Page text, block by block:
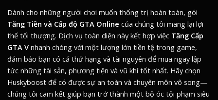
Dành cho những người chơi muốn thống trị hoàn toàn, gói
Tăng Tiền và Cấp độ GTA Online của chúng tôi mang lại lợi
thế tối thượng. Dịch vụ toàn diện này kết hợp việc Tăng Cấp
GTA V nhanh chóng với một lượng lớn tiền tệ trong game,
đảm bảo bạn có cả thứ hạng và tài nguyên để mua ngay lập
tức những tài sản, phương tiện và vũ khí tốt nhất. Hãy chọn
Huskyboost để có được sự an toàn và chuyên môn vô song—
chúng tôi cam kết giúp bạn trở thành một bộ óc tội phạm siêu